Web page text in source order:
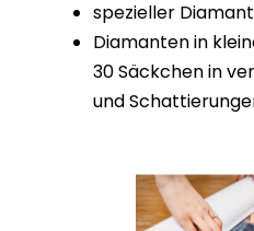
spezieller
Diamanten in
30 Säckchen in
und